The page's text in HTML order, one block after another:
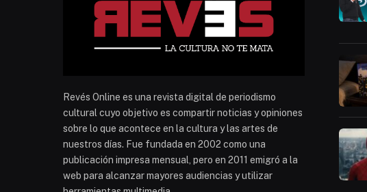
Revés Online es una revista digital de periodismo
cultural cuyo objetivo es compartir noticias y opiniones
sobre lo que acontece en la cultura y las artes de
nuestros días. Fue fundada en 2002 como una
publicación impresa mensual, pero en 2011 emigró a la
web para alcanzar mayores audiencias y utilizar